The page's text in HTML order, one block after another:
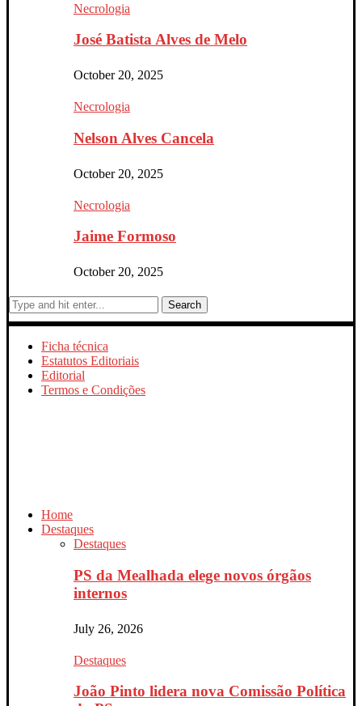
Necrologia
José Batista Alves de Melo
October 20, 2025
Necrologia
Nelson Alves Cancela
October 20, 2025
Necrologia
Jaime Formoso
October 20, 2025
Search
Ficha técnica
Estatutos Editoriais
Editorial
Termos e Condições
Home
Destaques
Destaques
PS da Mealhada elege novos órgãos
internos
July 26, 2026
Destaques
João Pinto lidera nova Comissão Política